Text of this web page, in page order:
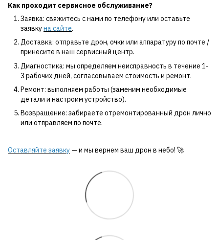
Как проходит сервисное обслуживание?
Заявка: свяжитесь с нами по телефону или оставьте
заявкуна сайте.
Доставка: отправьте дрон, очки или аппаратуру по почте /
принесите в наш сервисный центр.
Диагностика: мы определяем неисправность в течение 1-
3 рабочих дней, согласовываем стоимость и ремонт.
Ремонт: выполняем работы (заменим необходимые
детали и настроим устройство).
Возвращение: забираете отремонтированный дрон лично
или отправляем по почте.
Оставляйте заявку — и мы вернем ваш дрон в небо! 🚀